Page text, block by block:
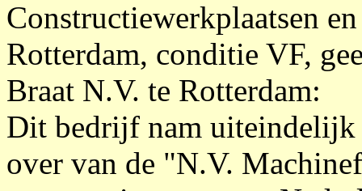
Constructiewerkplaatsen
Rotterdam, conditie VF,
Braat N.V. te Rotterdam:
Dit bedrijf nam uiteindelijk
over van de "N.V.